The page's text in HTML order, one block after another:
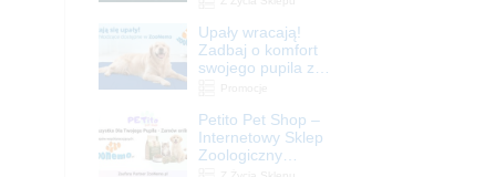
Legionowo i Nowy
Dwór Mazowiecki
Upały wracają!
Zadbaj o komfort
swojego pupila z
ZooNemo
Petito Pet Shop –
Internetowy Sklep
Zoologiczny